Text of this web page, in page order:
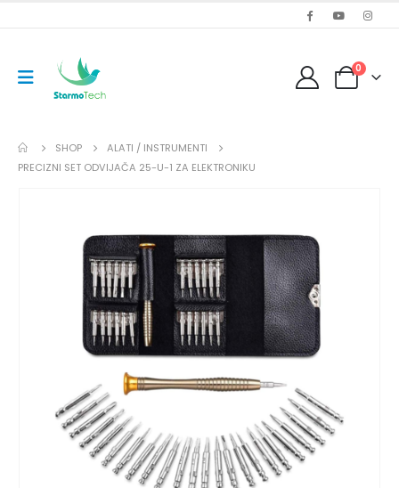
0
SHOP
ALATI / INSTRUMENTI
PRECIZNI SET ODVIJAČA 25-U-1 ZA ELEKTRONIKU